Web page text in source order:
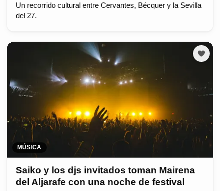
Un recorrido cultural entre Cervantes, Bécquer y la Sevilla
del 27.
MÚSICA
Saiko y los djs invitados toman Mairena
del Aljarafe con una noche de festival